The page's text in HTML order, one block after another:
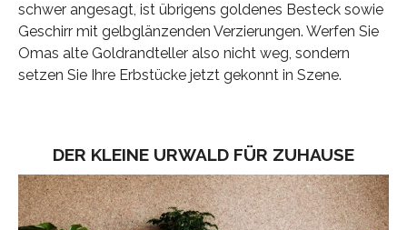
schwer angesagt, ist übrigens goldenes Besteck sowie
Geschirr mit gelbglänzenden Verzierungen. Werfen Sie
Omas alte Goldrandteller also nicht weg, sondern
setzen Sie Ihre Erbstücke jetzt gekonnt in Szene.
DER KLEINE URWALD FÜR ZUHAUSE